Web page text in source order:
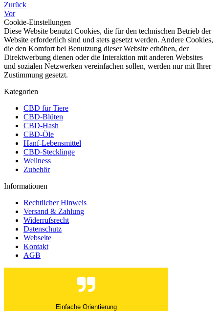
Zurück
Vor
Cookie-Einstellungen
Diese Website benutzt Cookies, die für den technischen Betrieb der
Website erforderlich sind und stets gesetzt werden. Andere Cookies,
die den Komfort bei Benutzung dieser Website erhöhen, der
Direktwerbung dienen oder die Interaktion mit anderen Websites
und sozialen Netzwerken vereinfachen sollen, werden nur mit Ihrer
Zustimmung gesetzt.
Kategorien
CBD für Tiere
CBD-Blüten
CBD-Hash
CBD-Öle
Hanf-Lebensmittel
CBD-Stecklinge
Wellness
Zubehör
Informationen
Rechtlicher Hinweis
Versand & Zahlung
Widerrufsrecht
Datenschutz
Webseite
Kontakt
AGB
Einfache Orientierung